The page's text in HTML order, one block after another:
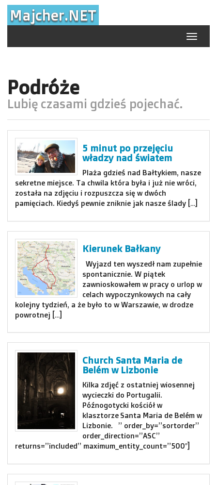
Skip
content
Majcher.NET
Toggle
Podróże
Lubię czasami gdzieś pojechać.
5 minut po przejęciu
władzy nad światem
Plaża gdzieś nad Bałtykiem, nasze
sekretne miejsce. Ta chwila która była i już nie wróci,
została na zdjęciu i rozpuszcza się w dwóch
pamięciach. Kiedyś pewnie zniknie jak nasze ślady […]
Kierunek Bałkany
Wyjazd ten wyszedł nam zupełnie
spontanicznie. W piątek
zawnioskowałem w pracy o urlop w
celach wypoczynkowych na cały
kolejny tydzień, a że było to w Warszawie, w drodze
powrotnej […]
Church Santa Maria de
Belém w Lizbonie
Kilka zdjęć z ostatniej wiosennej
wycieczki do Portugalii.
Późnogotycki kościół w
klasztorze Santa Maria de Belém w
Lizbonie. ” order_by=”sortorder”
order_direction=”ASC”
returns=”included” maximum_entity_count=”500″]